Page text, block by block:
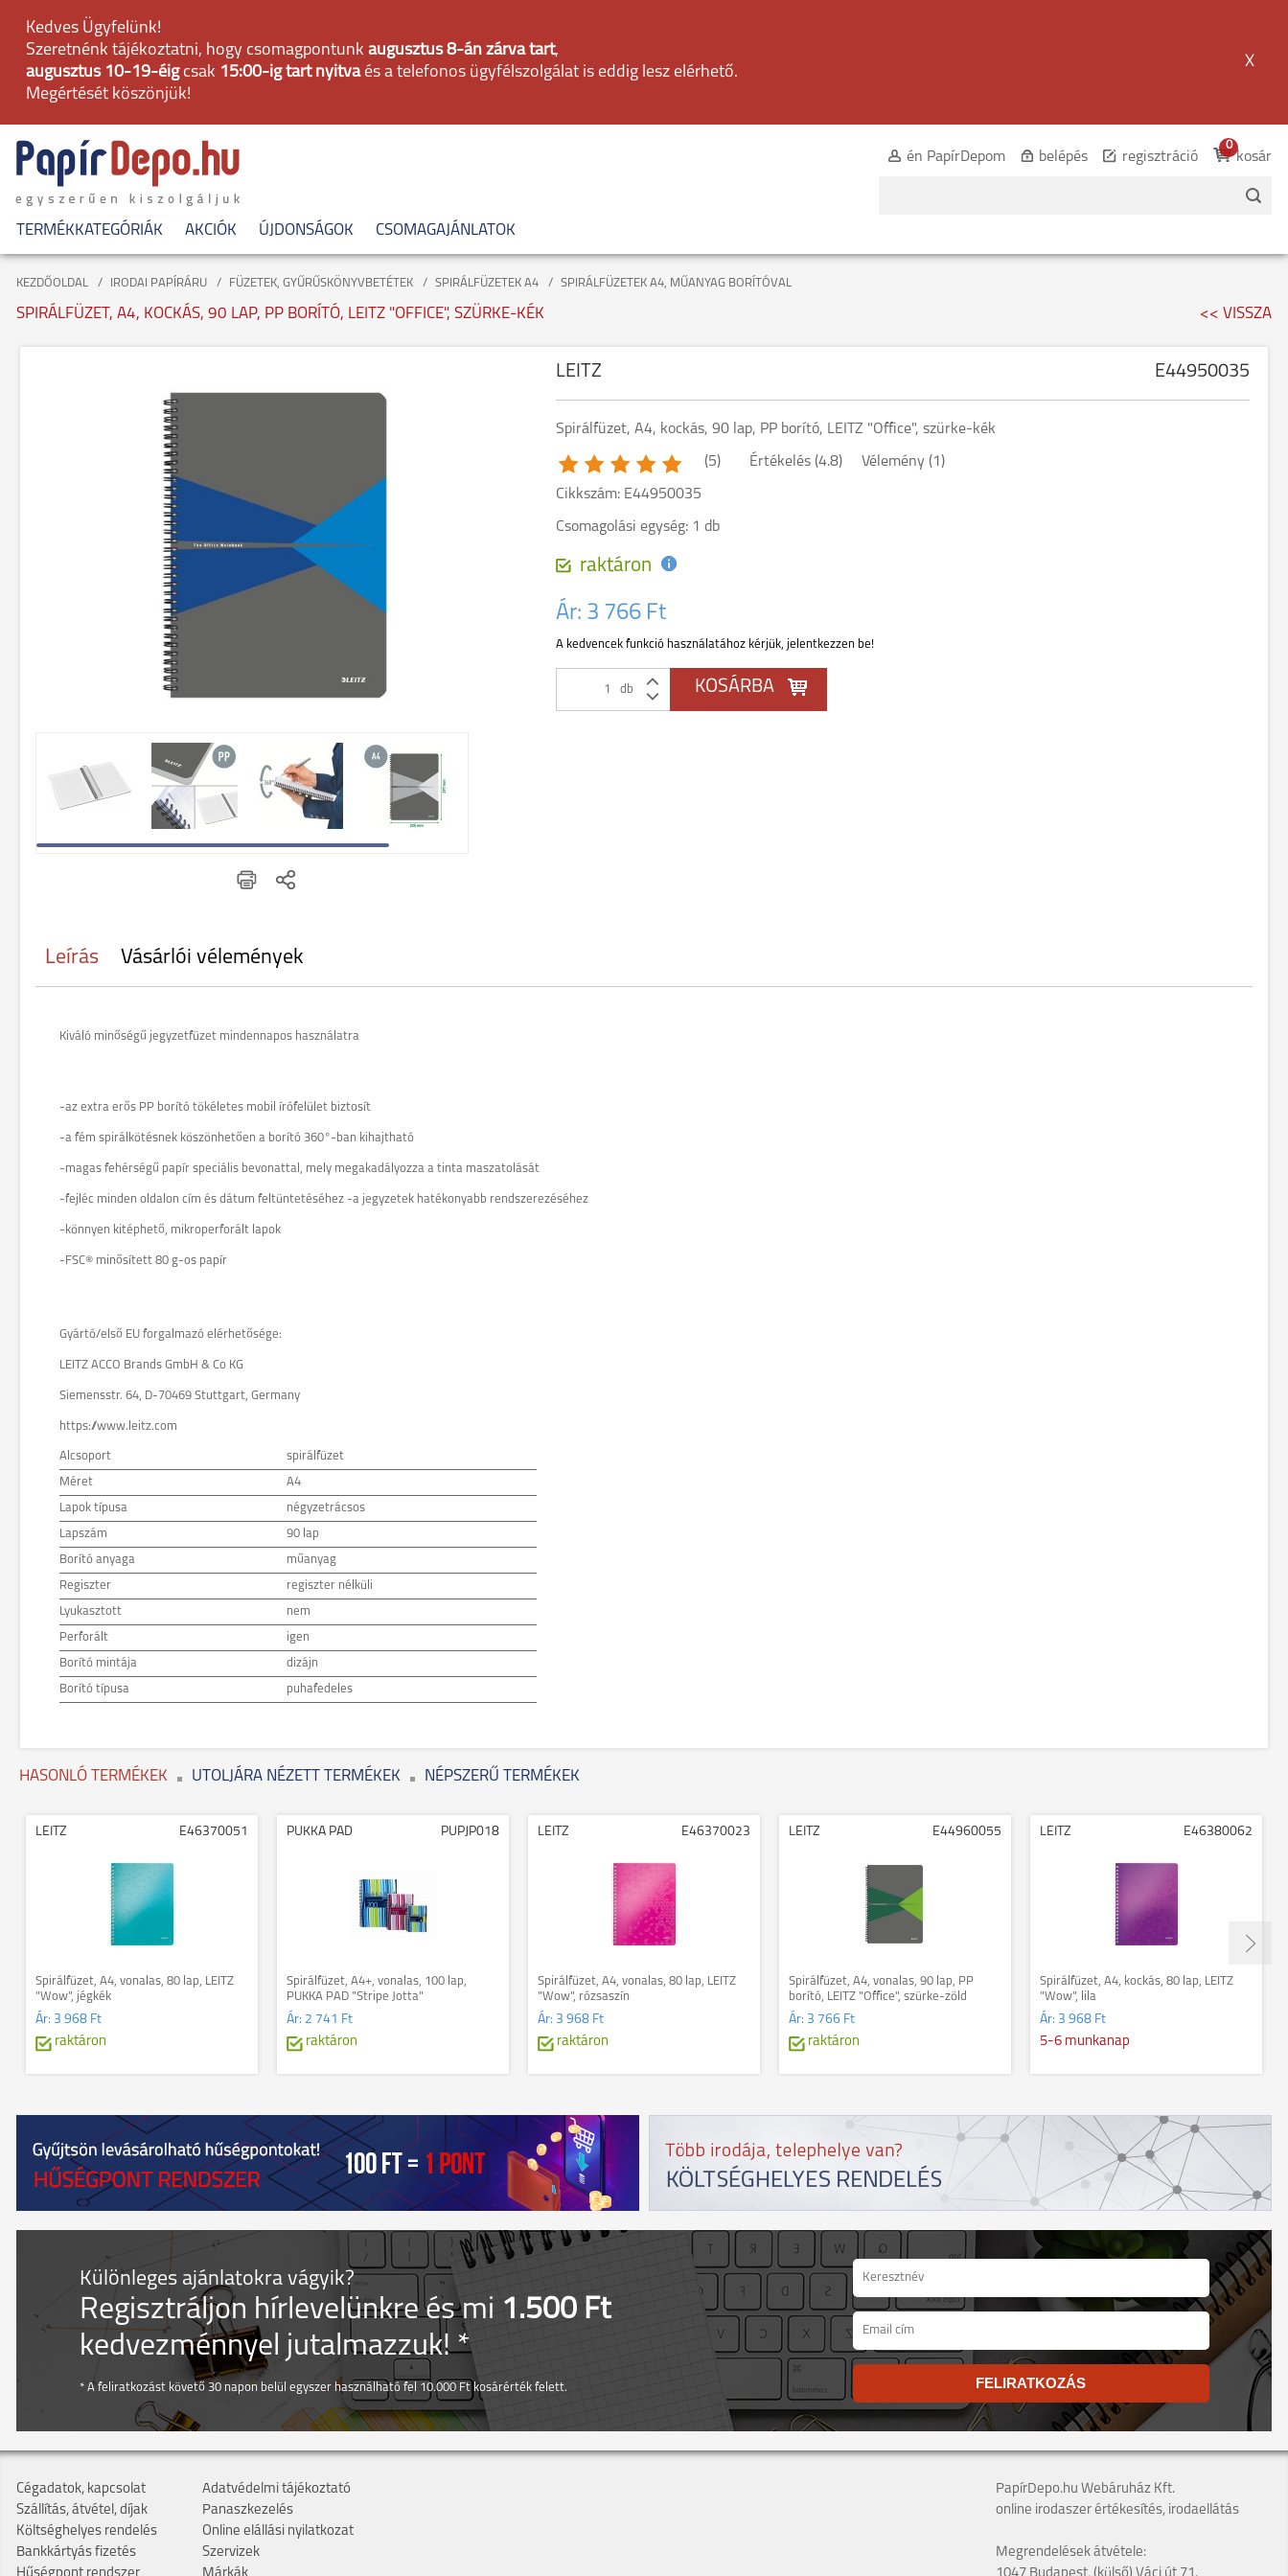
Kedves Ügyfelünk!
Szeretnénk tájékoztatni, hogy csomagpontunk augusztus 8-án zárva tart,
augusztus 10-19-éig csak 15:00-ig tart nyitvaés a telefonos ügyfélszolgálat is eddig lesz elérhető.
Megértését köszönjük!
X
én PapírDepom belépés regisztráció kosár
0
TERMÉKKATEGÓRIÁK AKCIÓK ÚJDONSÁGOK CSOMAGAJÁNLATOK
KEZDŐOLDAL IRODAI PAPÍRÁRU FÜZETEK, GYŰRŰSKÖNYVBETÉTEK SPIRÁLFÜZETEK A4 SPIRÁLFÜZETEK A4, MŰANYAG BORÍTÓVAL
SPIRÁLFÜZET, A4, KOCKÁS, 90 LAP, PP BORÍTÓ, LEITZ "OFFICE", SZÜRKE-KÉK << VISSZA
LEITZ E44950035
Spirálfüzet, A4, kockás, 90 lap, PP borító, LEITZ "Office", szürke-kék
(5) Értékelés (4.8) Vélemény (1 )
Cikkszám: E44950035
Csomagolási egység: 1 db
raktáron
Ár: 3 766 Ft
A kedvencek funkció használatához kérjük, jelentkezzen be!
db
Leírás Vásárlói vélemények
Kiváló minőségű jegyzetfüzet mindennapos használatra
-az extra erős PP borító tökéletes mobil írófelület biztosít
-a fém spirálkötésnek köszönhetően a borító 360°-ban kihajtható
-magas fehérségű papír speciális bevonattal, mely megakadályozza a tinta maszatolását
-fejléc minden oldalon cím és dátum feltüntetéséhez -a jegyzetek hatékonyabb rendszerezéséhez
-könnyen kitéphető, mikroperforált lapok
-FSC® minősített 80 g-os papír
Gyártó/első EU forgalmazó elérhetősége:
LEITZ ACCO Brands GmbH & Co KG
Siemensstr. 64, D-70469 Stuttgart, Germany
https://www.leitz.com
Alcsoport spirálfüzet
Méret A4
Lapok típusa négyzetrácsos
Lapszám 90 lap
Borító anyaga műanyag
Regiszter regiszter nélküli
Lyukasztott nem
Perforált igen
Borító mintája dizájn
Borító típusa puhafedeles
HASONLÓ TERMÉKEK UTOLJÁRA NÉZETT TERMÉKEK NÉPSZERŰ TERMÉKEK
LEITZ E46370051
Spirálfüzet, A4, vonalas, 80 lap, LEITZ
"Wow", jégkék
Ár: 3 968 Ft
raktáron
PUKKA PAD PUPJP018
Spirálfüzet, A4+, vonalas, 100 lap,
PUKKA PAD "Stripe Jotta"
Ár: 2 741 Ft
raktáron
LEITZ E46370023
Spirálfüzet, A4, vonalas, 80 lap, LEITZ
"Wow", rózsaszín
Ár: 3 968 Ft
raktáron
LEITZ E44960055
Spirálfüzet, A4, vonalas, 90 lap, PP
borító, LEITZ "Office", szürke-zöld
Ár: 3 766 Ft
raktáron
LEITZ E46380062
Spirálfüzet, A4, kockás, 80 lap, LEITZ
"Wow", lila
Ár: 3 968 Ft
5-6 munkanap
Különleges ajánlatokra vágyik?
Regisztráljon hírlevelünkre és mi 1.500 Ft
kedvezménnyel jutalmazzuk! *
* A feliratkozást követő 30 napon belül egyszer használható fel 10.000 Ft kosárérték felett. FELIRATKOZÁS
Cégadatok, kapcsolat
Szállítás, átvétel, díjak
Költséghelyes rendelés
Bankkártyás fizetés
Adatvédelmi tájékoztató
Panaszkezelés
Online elállási nyilatkozat
Szervizek
PapírDepo.hu Webáruház Kft.
online irodaszer értékesítés, irodaellátás
Megrendelések átvétele: